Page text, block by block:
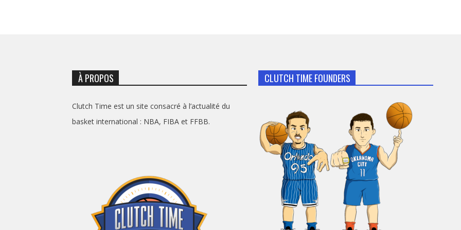
À PROPOS
Clutch Time est un site consacré à l’actualité du
basket international : NBA, FIBA et FFBB.
CLUTCH TIME FOUNDERS